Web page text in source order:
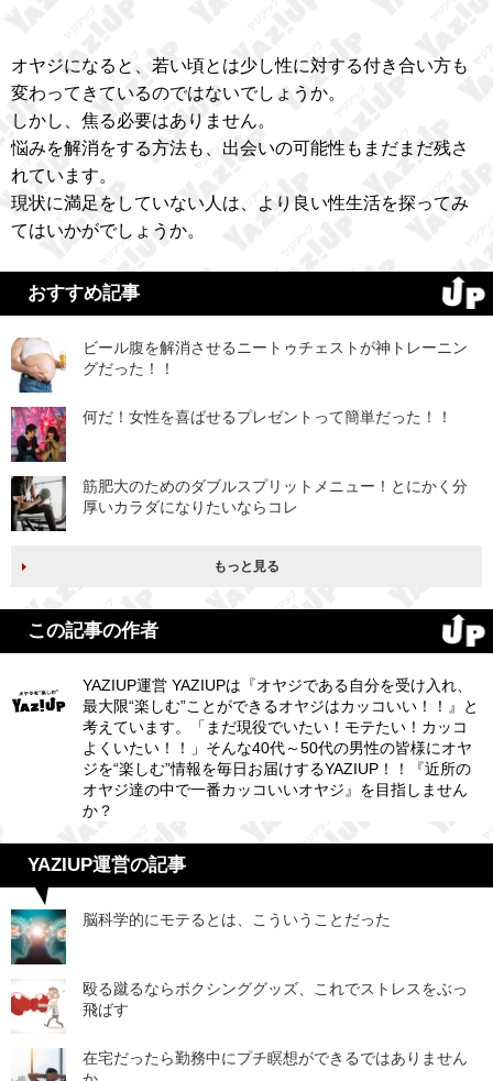
オヤジになると、若い頃とは少し性に対する付き合い方も
変わってきているのではないでしょうか。
しかし、焦る必要はありません。
悩みを解消をする方法も、出会いの可能性もまだまだ残さ
れています。
現状に満足をしていない人は、より良い性生活を探ってみ
てはいかがでしょうか。
おすすめ記事
ビール腹を解消させるニートゥチェストが神トレーニン
グだった！！
何だ！女性を喜ばせるプレゼントって簡単だった！！
筋肥大のためのダブルスプリットメニュー！とにかく分
厚いカラダになりたいならコレ
もっと見る
この記事の作者
YAZIUP運営 YAZIUPは『オヤジである自分を受け入れ、
最大限“楽しむ”ことができるオヤジはカッコいい！！』と
考えています。「まだ現役でいたい！モテたい！カッコ
よくいたい！！」そんな40代～50代の男性の皆様にオヤ
ジを“楽しむ”情報を毎日お届けするYAZIUP！！『近所の
オヤジ達の中で一番カッコいいオヤジ』を目指しません
か？
YAZIUP運営の記事
脳科学的にモテるとは、こういうことだった
殴る蹴るならボクシンググッズ、これでストレスをぶっ
飛ばす
在宅だったら勤務中にプチ瞑想ができるではありません